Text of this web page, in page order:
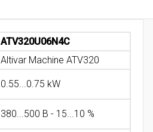
ATV320U06N4C
Altivar Machine ATV320
0.55...0.75 kW
380...500 В - 15...10 %